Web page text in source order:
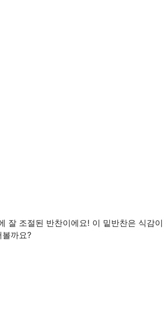
잘 조절된 반찬이에요! 이 밑반찬은 식감
까요?